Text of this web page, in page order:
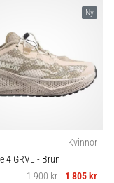
Ny
Kvinnor
4 GRVL - Brun
1 900 kr
1 805 kr